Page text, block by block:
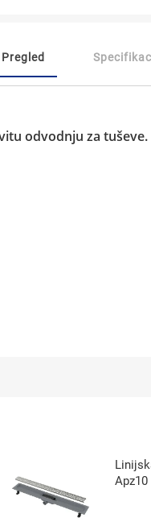
Pregled
odvodnju za tuševe.
Apz10